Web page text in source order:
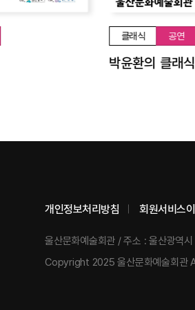
클래식 공연
개인정보처리방침 회원서비스
울산문화예술회관 /주소 : 울산광역
Copyright 2025 울산문화예술회